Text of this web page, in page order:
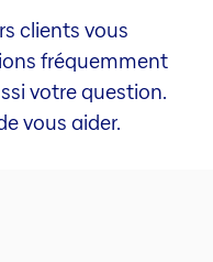
clients vous
fréquemment
votre question.
vous aider.